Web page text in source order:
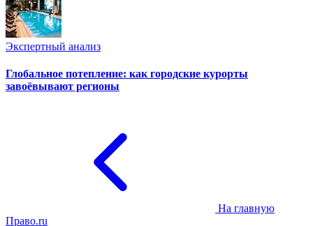
Экспертный анализ
Глобальное потепление: как городские курорты
завоёвывают регионы
На главную
Право.ru